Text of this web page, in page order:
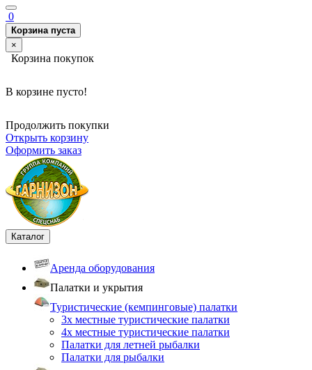
0
Корзина пуста
×
Корзина покупок
В корзине пусто!
Продолжить покупки
Открыть корзину
Оформить заказ
Каталог
Аренда оборудования
Палатки и укрытия
Туристические (кемпинговые) палатки
3х местные туристические палатки
4х местные туристические палатки
Палатки для летней рыбалки
Палатки для рыбалки